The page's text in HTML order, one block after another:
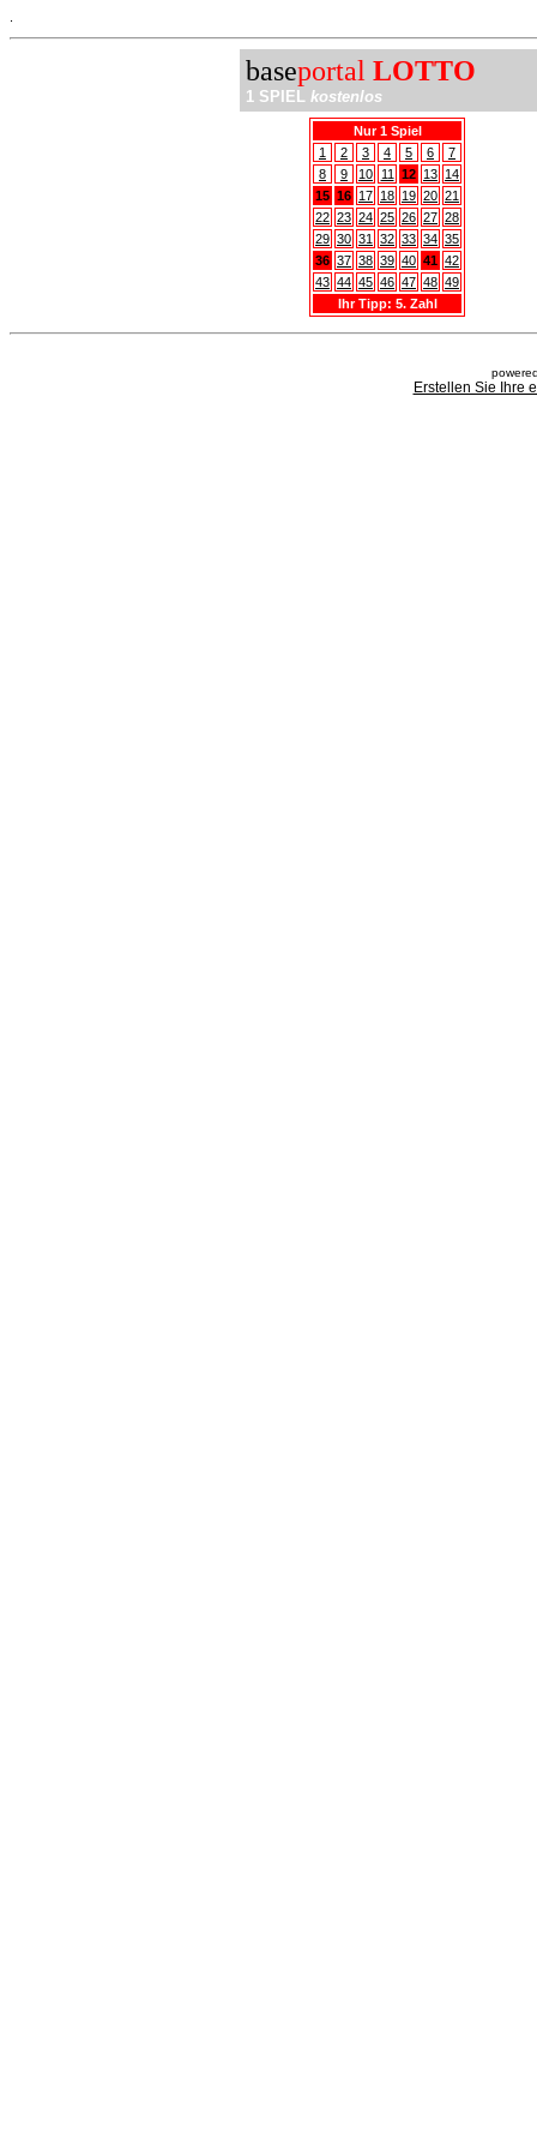
baseportal LOTTO
1 SPIEL kostenlos
Nur 1 Spiel
1
2 3 4 5 6
7
8
9 10 11 12 13 14
15 16 17 18 19 20 21
22 23 24 25 26 27 28
29 30 31 32 33 34 35
36 37 38 39 40 41 42
43 44 45 46 47 48 49
Ihr Tipp: 5. Zahl
Erstellen Sie Ihre